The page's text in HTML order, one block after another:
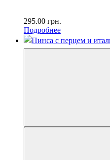
295.00 грн.
Подробнее